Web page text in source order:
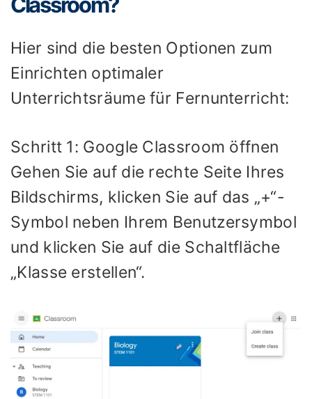
Hier sind die besten Optionen zum
Einrichten optimaler
Unterrichtsräume für Fernunterricht:
Schritt 1: Google Classroom öffnen
Gehen Sie auf die rechte Seite Ihres
Bildschirms, klicken Sie auf das „+“-
Symbol neben Ihrem Benutzersymbol
und klicken Sie auf die Schaltfläche
„Klasse erstellen“.